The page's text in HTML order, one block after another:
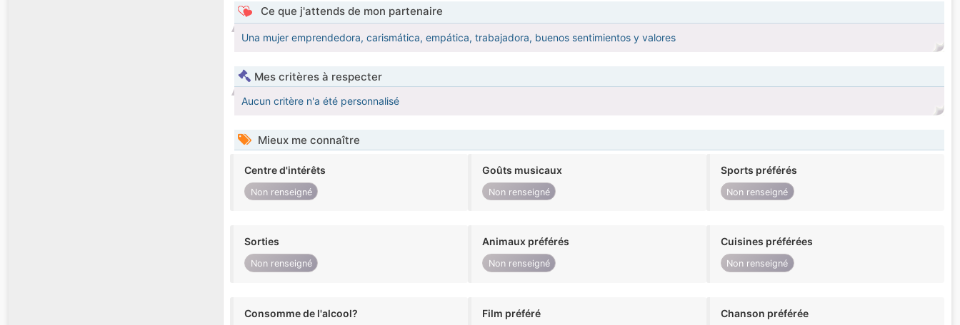
Ce que j'attends de mon partenaire
Una mujer emprendedora, carismática, empática, trabajadora, buenos sentimientos y valores
Mes critères à respecter
Aucun critère n'a été personnalisé
Mieux me connaître
Centre d'intérêts
Non renseigné
Goûts musicaux
Non renseigné
Sports préférés
Non renseigné
Sorties
Non renseigné
Animaux préférés
Non renseigné
Cuisines préférées
Non renseigné
Consomme de l'alcool? Film préféré Chanson préférée